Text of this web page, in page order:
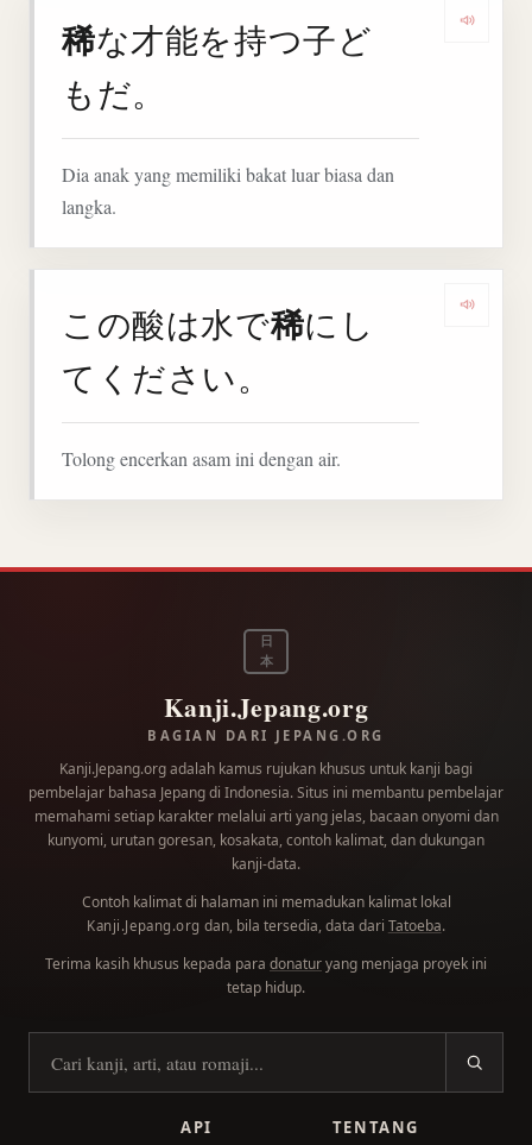
稀な才能を持つ子ど
もだ。
Dia anak yang memiliki bakat luar biasa dan
langka.
この酸は水で稀にし
てください。
Tolong encerkan asam ini dengan air.
日
本
Kanji.Jepang.org
BAGIAN DARI JEPANG.ORG
Kanji.Jepang.org adalah kamus rujukan khusus untuk kanji bagi
pembelajar bahasa Jepang di Indonesia. Situs ini membantu pembelajar
memahami setiap karakter melalui arti yang jelas, bacaan onyomi dan
kunyomi, urutan goresan, kosakata, contoh kalimat, dan dukungan
kanji-data.
Contoh kalimat di halaman ini memadukan kalimat lokal
Kanji.Jepang.org dan, bila tersedia, data dari Tatoeba.
Terima kasih khusus kepada para donaturyang menjaga proyek ini
tetap hidup.
Cari kanji
API TENTANG